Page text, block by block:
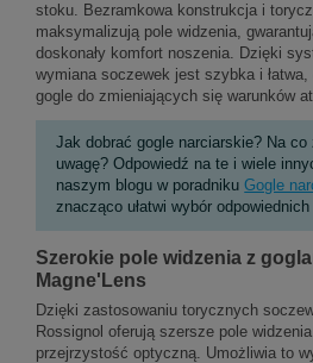
stoku. Bezramkowa konstrukcja i
maksymalizują pole widzenia,
doskonały komfort noszenia. Dzięki
wymiana soczewek jest szybka i
gogle do zmieniających się warunków
Jak dobrać gogle narciarskie? Na
uwagę? Odpowiedź na te i wiele
naszym blogu w poradnikuGogle
znacząco ułatwi wybór
Szerokie pole widzenia z
Magne'Lens
Dzięki zastosowaniu torycznych
Rossignol oferują szersze pole
przejrzystość optyczną. Umożliwia to